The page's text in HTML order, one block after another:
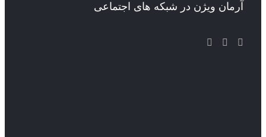
آرمان ویژن در شبکه های اجتماعی